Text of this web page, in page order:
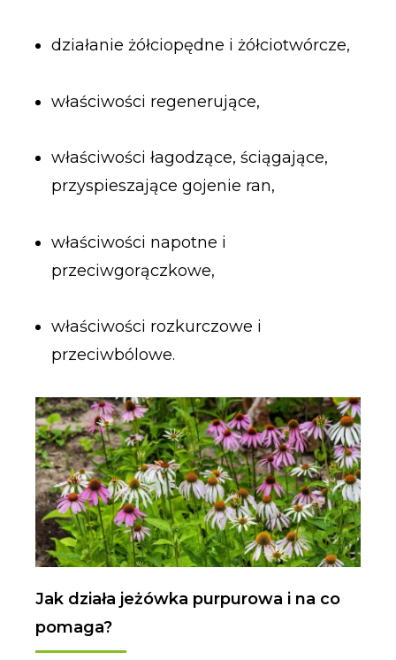
działanie żółciopędne i żółciotwórcze,
właściwości regenerujące,
właściwości łagodzące, ściągające,
przyspieszające gojenie ran,
właściwości napotne i
przeciwgorączkowe,
właściwości rozkurczowe i
przeciwbólowe.
Jak działa jeżówka purpurowa i na co
pomaga?